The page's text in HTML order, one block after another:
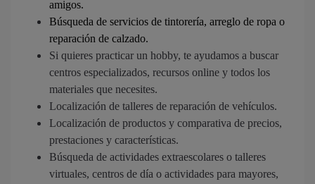
amigos.
Búsqueda de servicios de tintorería, arreglo de ropa o
reparación de calzado.
Si quieres practicar un hobby, te ayudamos a buscar
centros especializados, recursos online y todos los
materiales que necesites.
Localización de talleres de reparación de vehículos.
Localización de productos y comparativa de precios,
prestaciones y características.
Búsqueda de actividades extraescolares o talleres
virtuales, centros de día o actividades para mayores,